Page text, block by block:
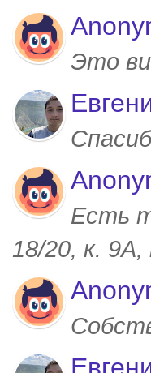
Это
Есть
18/20, к.